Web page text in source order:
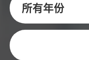
所有年份
關鍵字